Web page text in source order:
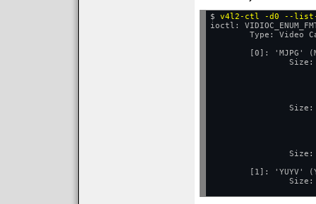
$ v4l2-ctl -d0 --list-
ioctl:
Type: Video
[0]: 'MJPG'
[1]: 'YUYV'